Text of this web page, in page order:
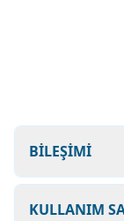
BİLEŞİMİ
KULLANIM